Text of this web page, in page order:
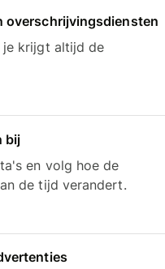
overschrijvingsdiensten
je krijgt altijd de
bij
en volg hoe de
de tijd verandert.